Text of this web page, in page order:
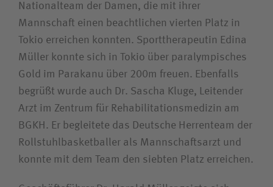
Nationalteam der Damen, die mit ihrer
Mannschaft einen beachtlichen vierten Platz in
Tokio erreichen konnten. Sporttherapeutin Edina
Müller konnte sich in Tokio über paralympisches
Gold im Parakanu über 200m freuen. Ebenfalls
begrüßt wurde auch Dr. Sascha Kluge, Leitender
Arzt im Zentrum für Rehabilitationsmedizin am
BGKH. Er begleitete das Deutsche Herrenteam der
Rollstuhlbasketballer als Mannschaftsarzt und
konnte mit dem Team den siebten Platz erreichen.